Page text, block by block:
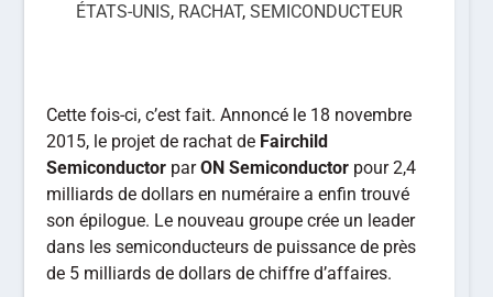
ÉTATS-UNIS, RACHAT,SEMICONDUCTEUR
Cette fois-ci, c’est fait. Annoncé le 18 novembre
2015, le projet de rachat de Fairchild
Semiconductor parON Semiconductor pour 2,4
milliards de dollars en numéraire a enfin trouvé
son épilogue. Le nouveau groupe crée un leader
dans les semiconducteurs de puissance de près
de 5 milliards de dollars de chiffre d’affaires.